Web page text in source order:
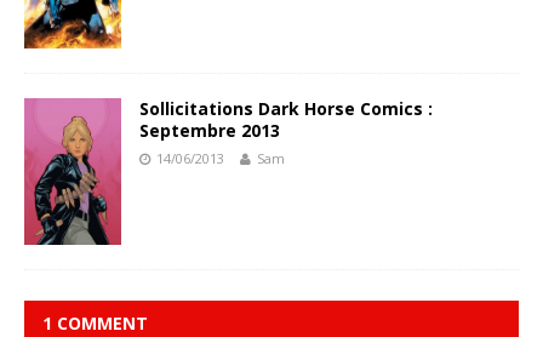
Sollicitations Dark Horse Comics :
Septembre 2013
14/06/2013 Sam
1 COMMENT